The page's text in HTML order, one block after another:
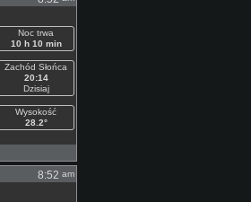
Noc trwa
10 h 10 min
Zachód Słońca
20:14
Dzisiaj
Wysokość
28.2°
8:52 am